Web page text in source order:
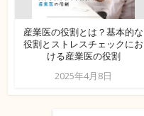
産業医の役割とは？基本的な
役割とストレスチェックにお
ける産業医の役割
2025年4月8日